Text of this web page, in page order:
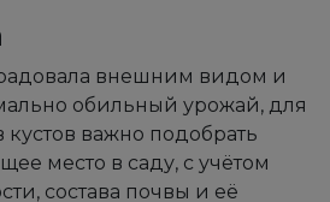
внешним видом и
обильный урожай, для
важно подобрать
место в саду, с учётом
состава почвы и её